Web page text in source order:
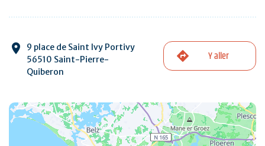
9 place de Saint Ivy Portivy
56510 Saint-Pierre-
Quiberon
Y aller